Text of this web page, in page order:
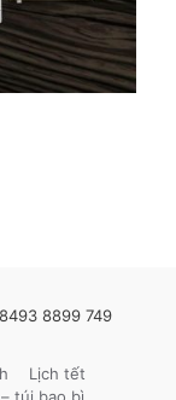
8899 749
Lịch tết